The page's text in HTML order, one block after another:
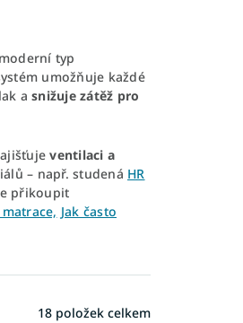
typ
umožňuje každé
a snižuje zátěž pro
ventilaci a
– např. studená HR
přikoupit
Jak často
18 položek celkem